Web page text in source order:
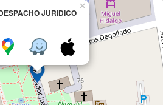
JURIDICO
×